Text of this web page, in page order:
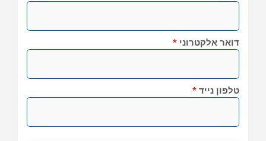
דואר אלקטרוני *
טלפון נייד *